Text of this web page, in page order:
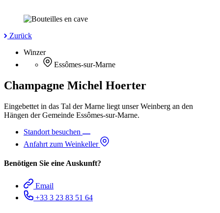
Zurück
Winzer
Essômes-sur-Marne
Champagne Michel Hoerter
Eingebettet in das Tal der Marne liegt unser Weinberg an den
Hängen der Gemeinde Essômes-sur-Marne.
Standort besuchen
Anfahrt zum Weinkeller
Benötigen Sie eine Auskunft?
Email
+33 3 23 83 51 64